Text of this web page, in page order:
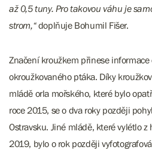
až 0,5 tuny. Pro takovou váhu je
strom,“doplňuje Bohumil Fišer.
Značení kroužkem přinese
okroužkovaného ptáka. Díky
mládě orla mořského, které bylo
roce 2015, se o dva roky později
Ostravsku. Jiné mládě, které vylétlo z
2019, bylo o rok později